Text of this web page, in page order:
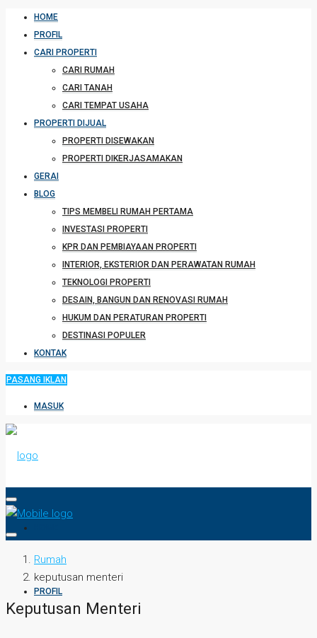
HOME
PROFIL
CARI PROPERTI
CARI RUMAH
CARI TANAH
CARI TEMPAT USAHA
PROPERTI DIJUAL
PROPERTI DISEWAKAN
PROPERTI DIKERJASAMAKAN
GERAI
BLOG
TIPS MEMBELI RUMAH PERTAMA
INVESTASI PROPERTI
KPR DAN PEMBIAYAAN PROPERTI
INTERIOR, EKSTERIOR DAN PERAWATAN RUMAH
TEKNOLOGI PROPERTI
DESAIN, BANGUN DAN RENOVASI RUMAH
HUKUM DAN PERATURAN PROPERTI
DESTINASI POPULER
KONTAK
PASANG IKLAN
MASUK
PROFIL
Rumah
keputusan menteri
Keputusan Menteri